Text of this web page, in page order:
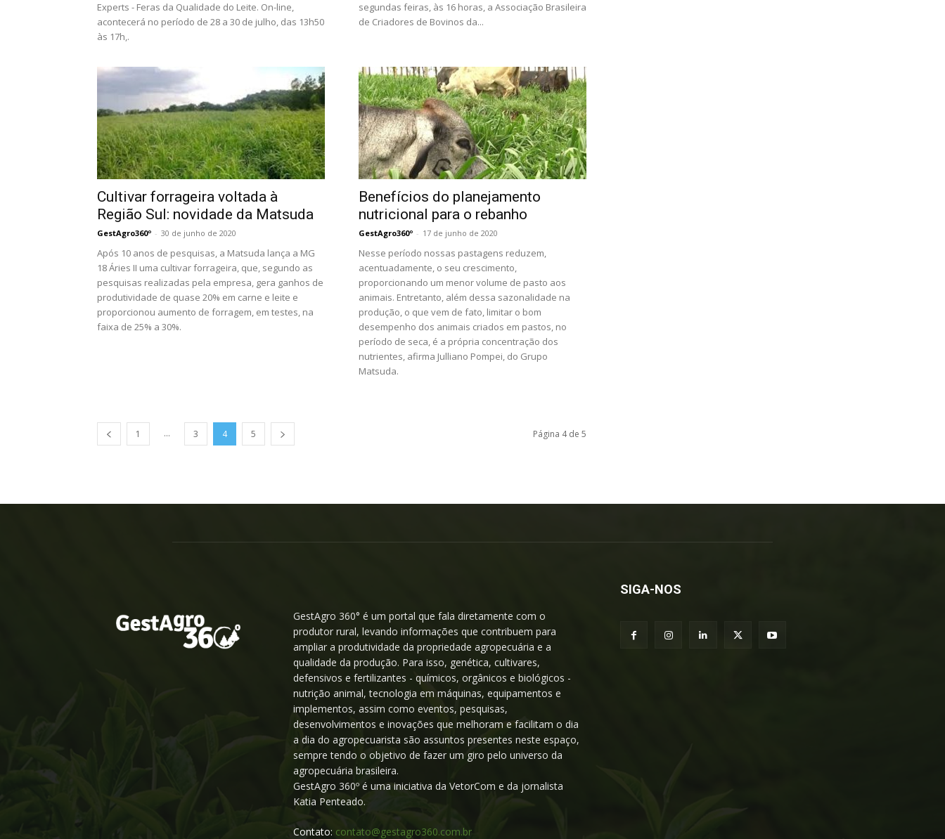
Experts - Feras da Qualidade do Leite. On-line,
acontecerá no período de 28 a 30 de julho, das 13h50
às 17h,.
segundas feiras, às 16 horas, a Associação Brasileira
de Criadores de Bovinos da...
Cultivar forrageira voltada à
Região Sul: novidade da Matsuda
GestAgro360º - 30 de junho de 2020
Após 10 anos de pesquisas, a Matsuda lança a MG
18 Áries II uma cultivar forrageira, que, segundo as
pesquisas realizadas pela empresa, gera ganhos de
produtividade de quase 20% em carne e leite e
proporcionou aumento de forragem, em testes, na
faixa de 25% a 30%.
Benefícios do planejamento
nutricional para o rebanho
GestAgro360º - 17 de junho de 2020
Nesse período nossas pastagens reduzem,
acentuadamente, o seu crescimento,
proporcionando um menor volume de pasto aos
animais. Entretanto, além dessa sazonalidade na
produção, o que vem de fato, limitar o bom
desempenho dos animais criados em pastos, no
período de seca, é a própria concentração dos
nutrientes, afirma Julliano Pompei, do Grupo
Matsuda.
1 ... 3 4 5 Página 4 de 5
GestAgro 360° é um portal que fala diretamente com o
produtor rural, levando informações que contribuem para
ampliar a produtividade da propriedade agropecuária e a
qualidade da produção. Para isso, genética, cultivares,
defensivos e fertilizantes - químicos, orgânicos e biológicos -
nutrição animal, tecnologia em máquinas, equipamentos e
implementos, assim como eventos, pesquisas,
desenvolvimentos e inovações que melhoram e facilitam o dia
a dia do agropecuarista são assuntos presentes neste espaço,
sempre tendo o objetivo de fazer um giro pelo universo da
agropecuária brasileira.
GestAgro 360º é uma iniciativa da VetorCom e da jornalista
Katia Penteado.
Contato: contato@gestagro360.com.br
SIGA-NOS